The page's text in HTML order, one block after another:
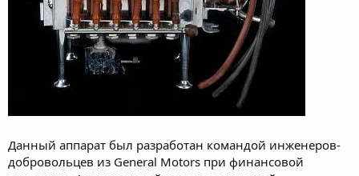
Данный аппарат был разработан командой инженеров-
добровольцев из General Motors при финансовой